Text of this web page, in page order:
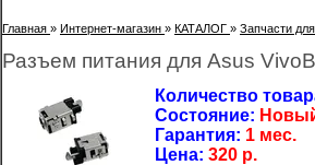
Главная » Интернет-магазин » КАТАЛОГ » Запчасти
Разъем питания для Asus
Количество
Состояние:
Гарантия: 1 мес.
Цена: 320 р.